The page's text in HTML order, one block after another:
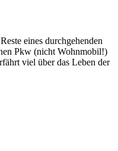
eines durchgehenden
Pkw (nicht Wohnmobil!)
viel über das Leben der